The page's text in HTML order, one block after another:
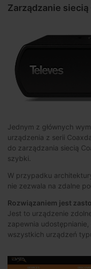
Zarządzanie siecią
Jednym z głównych
urządzenia z serii
do zarządzania siecią
szybki.
W przypadku
nie zezwala na zdalne
Rozwiązaniem jest
Jest to urządzenie
zapewnia
wszystkich urządzeń